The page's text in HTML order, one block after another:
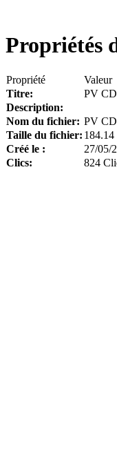
Propriétés
Propriété
Valeur
Titre:
PV
Description:
Nom du fichier: PV
Taille du fichier:
Créé le :
27/05/
Clics:
824